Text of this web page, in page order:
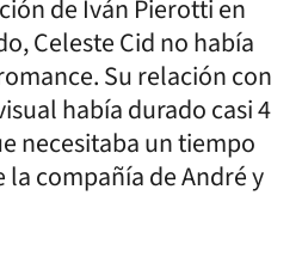
de Iván Pierotti en
Celeste Cid no había
Su relación con
había durado casi 4
necesitaba un tiempo
compañía de André y